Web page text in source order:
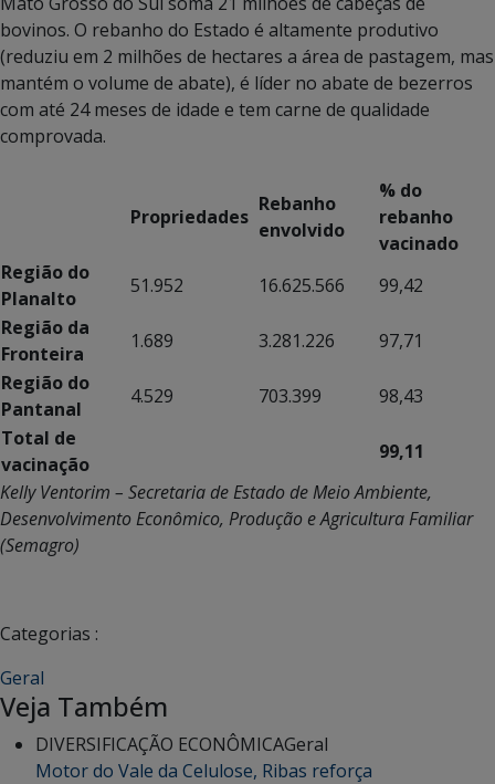
bovinos. O rebanho do Estado é altamente produtivo
(reduziu em 2 milhões de hectares a área de pastagem, mas
mantém o volume de abate), é líder no abate de bezerros
com até 24 meses de idade e tem carne de qualidade
comprovada.
Propriedades
Rebanho
envolvido
% do
rebanho
vacinado
Região do
Planalto
51.952 16.625.566
99,42
Região da
Fronteira
1.689 3.281.226
97,71
Região do
Pantanal
4.529 703.399
98,43
Total de
vacinação
99,11
Kelly Ventorim – Secretaria de Estado de Meio Ambiente,
Desenvolvimento Econômico, Produção e Agricultura Familiar
(Semagro)
Categorias :
Geral
Veja Também
DIVERSIFICAÇÃO ECONÔMICAGeral
Motor do Vale da Celulose, Ribas reforça